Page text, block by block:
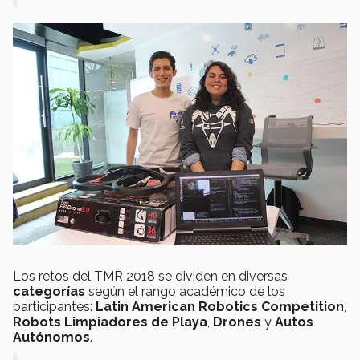
Los retos del TMR 2018 se dividen en diversas
categorías según el rango académico de los
participantes: Latin American Robotics Competition,
Robots Limpiadores de Playa, Drones y Autos
Autónomos.